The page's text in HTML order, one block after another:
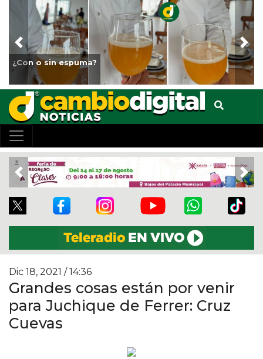
¿Con o sin espuma?
Previous
Previous
Dic 18, 2021 / 14:36
Grandes cosas están por venir
para Juchique de Ferrer: Cruz
Cuevas